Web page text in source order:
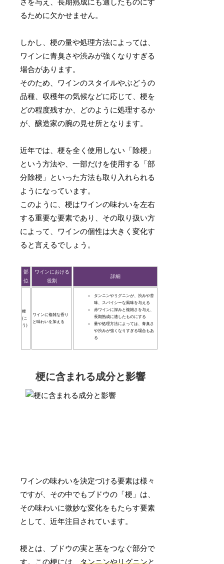
さを与え、長期熟成にも適したものにす
るために欠かせません。
しかし、梗の量や処理方法によっては、
ワインに青臭さや渋みが強くなりすぎる
場合があります。
そのため、ワインのスタイルやぶどうの
品種、収穫年の気候などに応じて、梗を
どの程度残すか、どのように処理するか
が、醸造家の腕の見せ所となります。
近年では、梗を全く使用しない「除梗」
という方法や、一部だけを使用する「部
分除梗」といった方法も取り入れられる
ようになっています。
このように、梗はワインの味わいを左右
する重要な要素であり、その取り扱い方
によって、ワインの個性は大きく変化す
ると言えるでしょう。
部
位
ワインにおける
役割
詳細
梗
(こ
う)
ワインに複雑な香り
と味わいを加える
タンニンやリグニンが、渋みや苦
味、スパイシーな風味を与える
赤ワインに深みと複雑さを与え、
長期熟成に適したものにする
量や処理方法によっては、青臭さ
や渋みが強くなりすぎる場合もあ
る
梗に含まれる成分と影響
ワインの味わいを決定づける要素は様々
ですが、その中でもブドウの「梗」は、
その味わいに微妙な変化をもたらす要素
として、近年注目されています。
梗とは、ブドウの実と茎をつなぐ部分で
す。この梗には、タンニンやリグニンと